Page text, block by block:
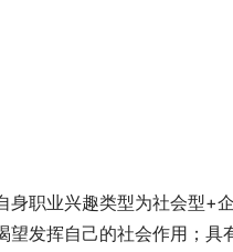
身职业兴趣类型为社会型+
望发挥自己的社会作用；